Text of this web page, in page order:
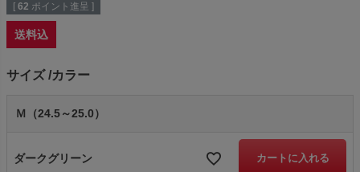
[ 62 ポイント進呈 ]
送料込
サイズ カラー
Ｍ（24.5～25.0）
ダークグリーン カートに入れる